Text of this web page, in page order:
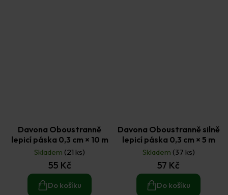
Davona Oboustranně
lepicí páska 0,3 cm × 10 m
Skladem (21 ks)
55 Kč
Do košíku
Davona Oboustranně silně
lepicí páska 0,3 cm × 5 m
Skladem (37 ks)
57 Kč
Do košíku